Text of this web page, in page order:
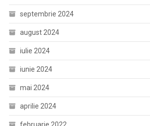
septembrie 2024
august 2024
iulie 2024
iunie 2024
mai 2024
aprilie 2024
februarie 2022